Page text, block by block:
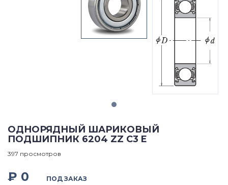
ОДНОРЯДНЫЙ ШАРИКОВЫЙ
ПОДШИПНИК 6204 ZZ C3 E
397 просмотров
₽ 0 ПОД ЗАКАЗ